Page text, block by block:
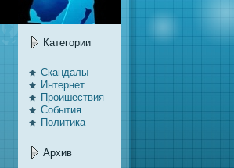
Категории
Скaндалы
Интернет
Проишествия
События
Политикa
Архив